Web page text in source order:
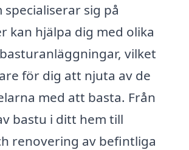
specialiserar sig på
kan hjälpa dig med olika
vilket
för dig att njuta av de
med att basta. Från
bastu i ditt hem till
renovering av befintliga